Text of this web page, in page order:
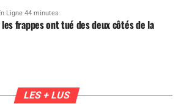
Ligne 44 minutes
frappes ont tué des deux côtés de la
LES + LUS